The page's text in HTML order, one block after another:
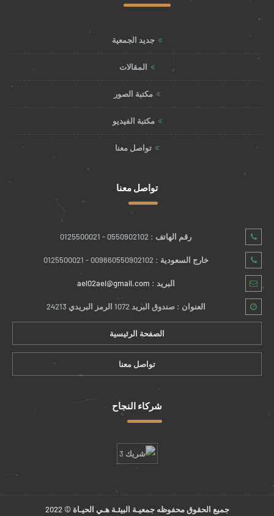
جديد الجمعية
المقالات
مكتبة الصور
مكتبة الفيديو
تواصل معنا
تواصل معنا
رقم الهاتف : 0550902102 - 0125500021
خارج السعودية : 009660550902102 - 0125500021
البريد : ael02ael@gmail.com
العنوان :صندوق البريد 1072 الرمز البريدي 24213
الصفحة الرئيسية
تواصل معنا
شركاء النجاح
جميع الحقوق محفوظهجمعيـة البيئـة هـي الحيـاة © 2022